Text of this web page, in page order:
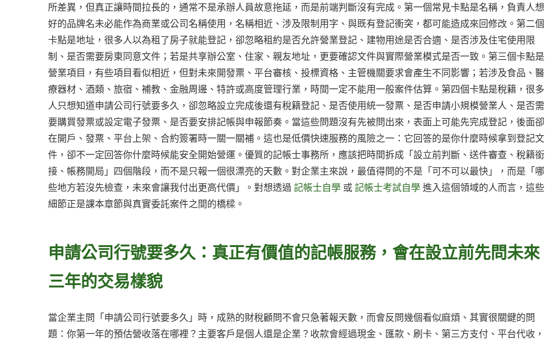
所差異，但真正讓時間拉長的，通常不是承辦人員故意拖延，而是前端判斷沒有完成。第一個常見卡點是名稱，負責人想
好的品牌名未必能作為商業或公司名稱使用，名稱相近、涉及限制用字、與既有登記衝突，都可能造成來回修改。第二個
卡點是地址，很多人以為租了房子就能登記，卻忽略租約是否允許營業登記、建物用途是否合適、是否涉及住宅使用限
制、是否需要房東同意文件；若是共享辦公室、住家、親友地址，更要確認文件與實際營業模式是否一致。第三個卡點是
營業項目，有些項目看似相近，但對未來開發票、平台審核、投標資格、主管機關要求會產生不同影響；若涉及食品、醫
療器材、酒類、旅宿、補教、金融周邊、特許或高度管理行業，時間一定不能用一般案件估算。第四個卡點是稅籍，很多
人只想知道申請公司行號要多久，卻忽略設立完成後還有稅籍登記、是否使用統一發票、是否申請小規模營業人、是否需
要購買發票或設定電子發票、是否要安排記帳與申報節奏。當這些問題沒有先被問出來，表面上可能先完成登記，後面卻
在開戶、發票、平台上架、合約簽署時一關一關補。這也是低價快速服務的風險之一：它回答的是你什麼時候拿到登記文
件，卻不一定回答你什麼時候能安全開始營運。優質的記帳士事務所，應該把時間拆成「設立前判斷、送件審查、稅籍銜
接、帳務開局」四個階段，而不是只報一個很漂亮的天數。對企業主來說，最值得問的不是「可不可以最快」，而是「哪
些地方若沒先檢查，未來會讓我付出更高代價」。對想透過 記帳士自學 或記帳士考試自學進入這個領域的人而言，這些
細節正是課本章節與真實委託案件之間的橋樑。
申請公司行號要多久：真正有價值的記帳服務，會在設立前先問未來
三年的交易樣貌
當企業主問「申請公司行號要多久」時，成熟的財稅顧問不會只急著報天數，而會反問幾個看似麻煩、其實很關鍵的問
題：你第一年的預估營收落在哪裡？主要客戶是個人還是企業？收款會經過現金、匯款、刷卡、第三方支付、平台代收，